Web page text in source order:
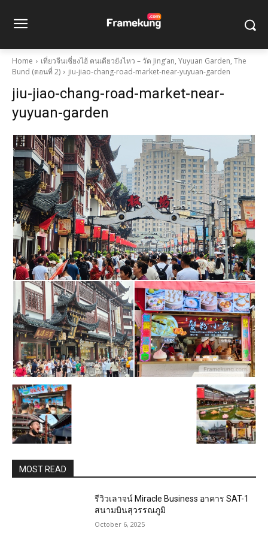
Home
เที่ยวจีนเซี่ยงไฮ้ คนเดียวยังไหว – วัด Jing’an, Yuyuan Garden, The
Bund (ตอนที่ 2)
jiu-jiao-chang-road-market-near-yuyuan-garden
jiu-jiao-chang-road-market-near-
yuyuan-garden
MOST READ
รีวิวเลาจน์ Miracle Business อาคาร SAT-1
สนามบินสุวรรณภูมิ
October 6, 2025